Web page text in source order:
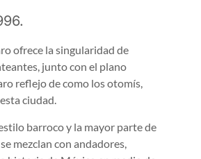
ofrece la singularidad de
junto con el plano
reflejo de como los otomís,
ciudad.
barroco y la mayor parte de
mezclan con andadores,